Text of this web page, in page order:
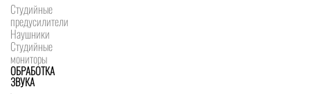
Студийные
предусилители
Наушники
Студийные
мониторы
ОБРАБОТКА
ЗВУКА